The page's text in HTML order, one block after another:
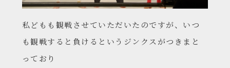
私どもも観戦させていただいたのですが、いつ
も観戦すると負けるというジンクスがつきまと
っており